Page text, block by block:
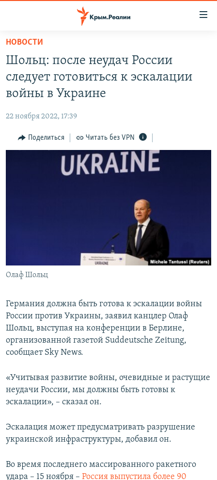
Вернуться
основному
содержанию
Вернутся
главной
навигации
Вернутся
СПЕЦПРОЕКТЫ
ГРУЗ 200
11 ЛЕТ ОККУПАЦИИ КРЫМА. 11 ИСТОРИЙ СОПРОТИВЛЕНИЯ
ВОДА
ЕЩЕ
ИНТЕРАКТИВ
ТЕЛЕПРОЕКТ КРЫМ.РЕАЛИИ
УКРАИНСКАЯ ПРОБЛЕМА КРЫМА
РАДІО СВОБОДА
КАК ОБОЙТИ БЛОКИРОВКУ
НОВОСТИ
Шольц: после неудач России
следует готовиться к эскалации
войны в Украине
22 ноября 2022, 17:39
Поделиться Читать без VPN
Олаф Шольц
Германия должна быть готова к эскалации войны
России против Украины, заявил канцлер Олаф
Шольц, выступая на конференции в Берлине,
организованной газетой Suddeutsche Zeitung,
сообщает Sky News.
«Учитывая развитие войны, очевидные и растущие
неудачи России, мы должны быть готовы к
эскалации», – сказал он.
Эскалация может предусматривать разрушение
украинской инфраструктуры, добавил он.
Во время последнего массированного ракетного
удара – 15 ноября – Россия выпустила более 90